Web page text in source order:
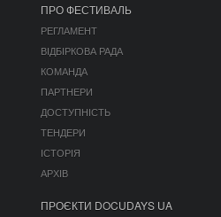
ПРО ФЕСТИВАЛЬ
РЕГЛАМЕНТ
ВІДБІРКОВА РАДА
КОМАНДА
ПАРТНЕРИ
ДОСТУПНІСТЬ
ТЕНДЕРИ
ІСТОРІЯ
АРХІВ
ПРОЄКТИ DOCUDAYS UA